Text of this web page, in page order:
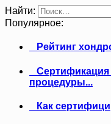
Найти:
Популярное:
Рейтинг
Сертификация
процедуры...
Как